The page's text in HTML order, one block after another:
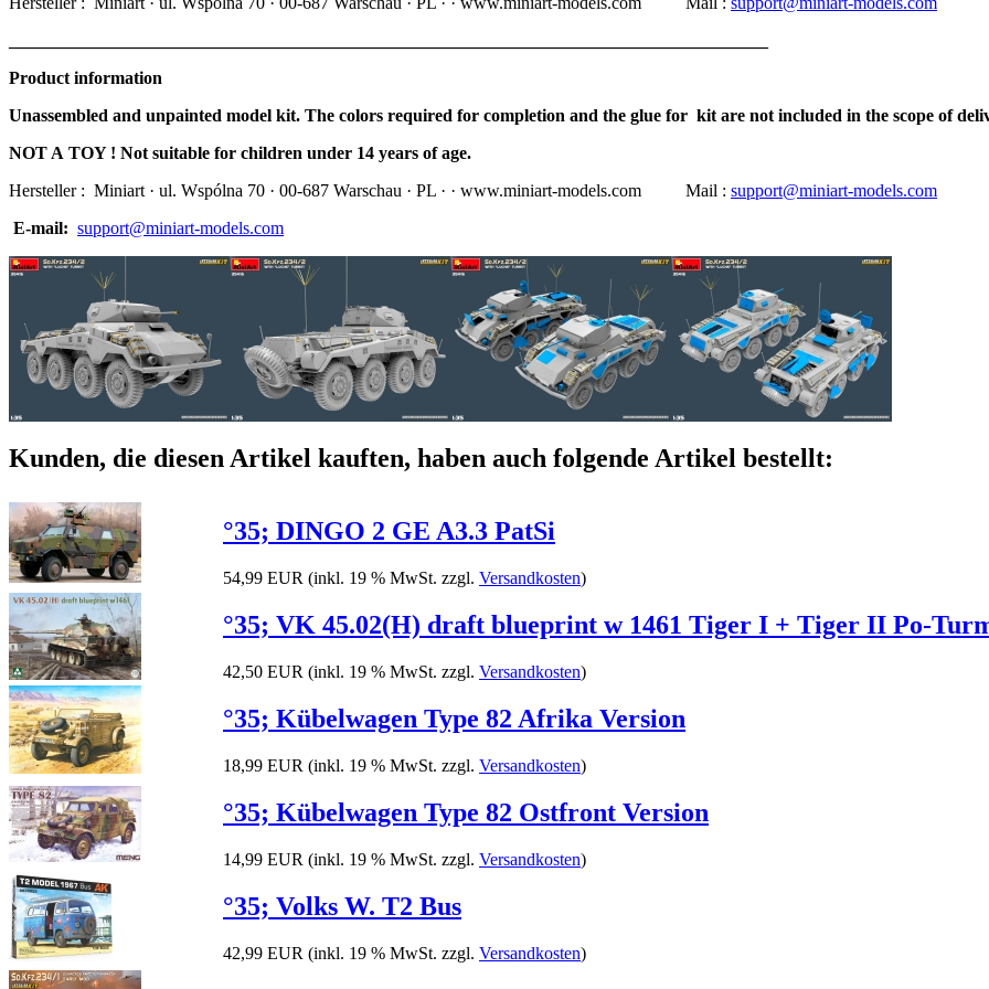
Product information
Unassembled and unpainted model kit. The colors required for completion and the glue for kit are not included in the scope of
NOT A TOY ! Not suitable for children under 14 years of age.
Hersteller : Miniart · ul. Wspólna 70 · 00-687 Warschau · PL · · www.miniart-models.com Mail : support@miniart-models.com
E-mail: support@miniart-models.com
Kunden, die diesen Artikel kauften, haben auch folgende Artikel bestellt:
°35; DINGO 2 GE A3.3 PatSi
54,99 EUR (inkl. 19 % MwSt. zzgl. Versandkosten)
°35; VK 45.02(H) draft blueprint w 1461 Tiger I + Tiger II Po-
42,50 EUR (inkl. 19 % MwSt. zzgl. Versandkosten)
°35; Kübelwagen Type 82 Afrika Version
18,99 EUR (inkl. 19 % MwSt. zzgl. Versandkosten)
°35; Kübelwagen Type 82 Ostfront Version
14,99 EUR (inkl. 19 % MwSt. zzgl. Versandkosten)
°35; Volks W. T2 Bus
42,99 EUR (inkl. 19 % MwSt. zzgl. Versandkosten)